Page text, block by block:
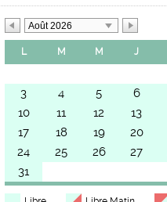
Août 2026
L M M J
3
4 5 6
10
11 12 13
17
18 19 20
24
25 26 27
31